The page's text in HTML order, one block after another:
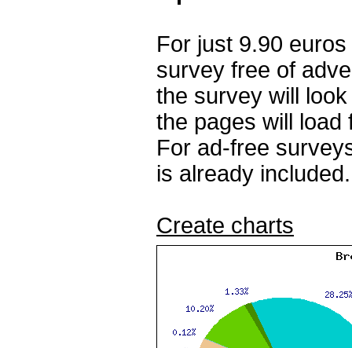
For just 9.90
survey free of
the survey will
the pages will load
For ad-free
is already included.
Create charts